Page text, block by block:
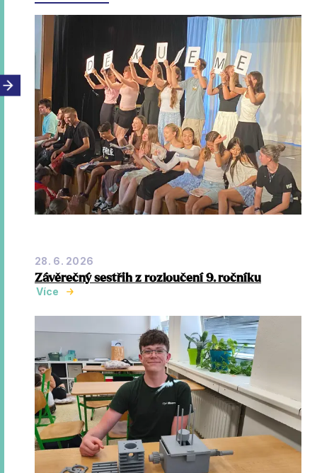
28. 6. 2026
Závěrečný sestřih z rozloučení 9. ročníku
Více